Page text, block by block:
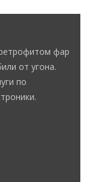
фар
от угона.
по